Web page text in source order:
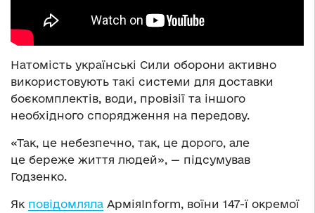
Натомість українські Сили оборони активно
використовують такі системи для доставки
боєкомплектів, води, провізії та іншого
необхідного спорядження на передову.
«Так, це небезпечно, так, це дорого, але
це береже життя людей», — підсумував
Годзенко.
Як повідомляла АрміяInform, воїни 147-ї окремої